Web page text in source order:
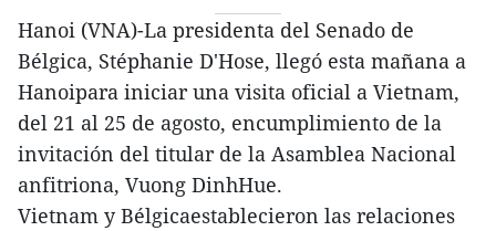
Hanoi (VNA)-La presidenta del Senado de
Bélgica, Stéphanie D'Hose, llegó esta mañana a
Hanoipara iniciar una visita oficial a Vietnam,
del 21 al 25 de agosto, encumplimiento de la
invitación del titular de la Asamblea Nacional
anfitriona, Vuong DinhHue.
Vietnam y Bélgicaestablecieron las relaciones